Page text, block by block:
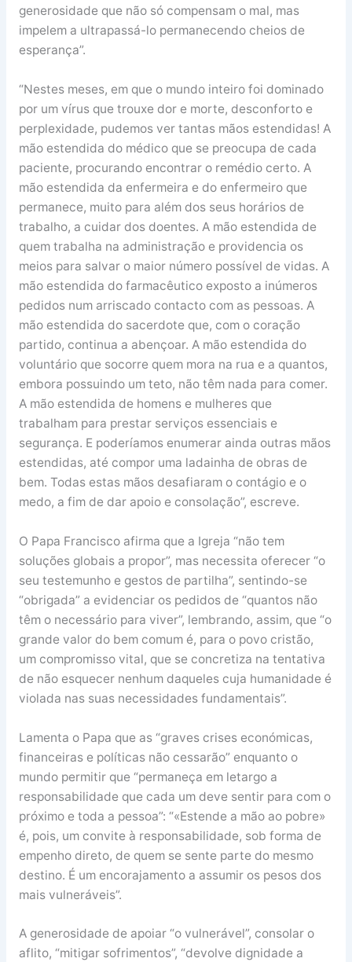
generosidade que não só compensam o mal, mas
impelem a ultrapassá-lo permanecendo cheios de
esperança”.
“Nestes meses, em que o mundo inteiro foi dominado
por um vírus que trouxe dor e morte, desconforto e
perplexidade, pudemos ver tantas mãos estendidas! A
mão estendida do médico que se preocupa de cada
paciente, procurando encontrar o remédio certo. A
mão estendida da enfermeira e do enfermeiro que
permanece, muito para além dos seus horários de
trabalho, a cuidar dos doentes. A mão estendida de
quem trabalha na administração e providencia os
meios para salvar o maior número possível de vidas. A
mão estendida do farmacêutico exposto a inúmeros
pedidos num arriscado contacto com as pessoas. A
mão estendida do sacerdote que, com o coração
partido, continua a abençoar. A mão estendida do
voluntário que socorre quem mora na rua e a quantos,
embora possuindo um teto, não têm nada para comer.
A mão estendida de homens e mulheres que
trabalham para prestar serviços essenciais e
segurança. E poderíamos enumerar ainda outras mãos
estendidas, até compor uma ladainha de obras de
bem. Todas estas mãos desafiaram o contágio e o
medo, a fim de dar apoio e consolação”, escreve.
O Papa Francisco afirma que a Igreja “não tem
soluções globais a propor”, mas necessita oferecer “o
seu testemunho e gestos de partilha”, sentindo-se
“obrigada” a evidenciar os pedidos de “quantos não
têm o necessário para viver”, lembrando, assim, que “o
grande valor do bem comum é, para o povo cristão,
um compromisso vital, que se concretiza na tentativa
de não esquecer nenhum daqueles cuja humanidade é
violada nas suas necessidades fundamentais”.
Lamenta o Papa que as “graves crises económicas,
financeiras e políticas não cessarão” enquanto o
mundo permitir que “permaneça em letargo a
responsabilidade que cada um deve sentir para com o
próximo e toda a pessoa”: “«Estende a mão ao pobre»
é, pois, um convite à responsabilidade, sob forma de
empenho direto, de quem se sente parte do mesmo
destino. É um encorajamento a assumir os pesos dos
mais vulneráveis”.
A generosidade de apoiar “o vulnerável”, consolar o
aflito, “mitigar sofrimentos”, “devolve dignidade a